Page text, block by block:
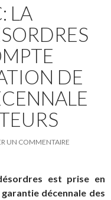
LA
DE
UN COMMENTAIRE
est prise en
décennale des